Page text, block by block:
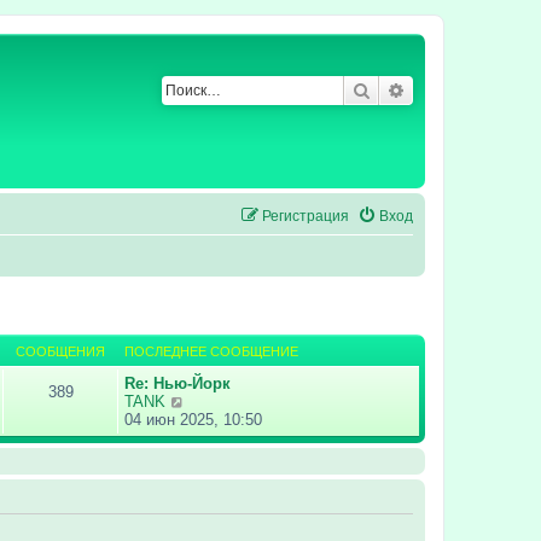
Поиск
Вход
Регистрация
СООБЩЕНИЯ ПОСЛЕДНЕЕ СООБЩЕНИЕ
389
Re: Нью-Йорк
TANK
е
р
й
04 июн 2025, 10:50